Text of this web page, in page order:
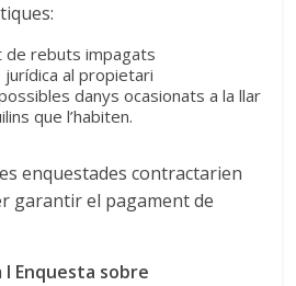
de rebuts impagats
al propietari
danys ocasionats a la llar
que l’habiten.
enquestades contractarien
garantir el pagament de
I Enquesta sobre